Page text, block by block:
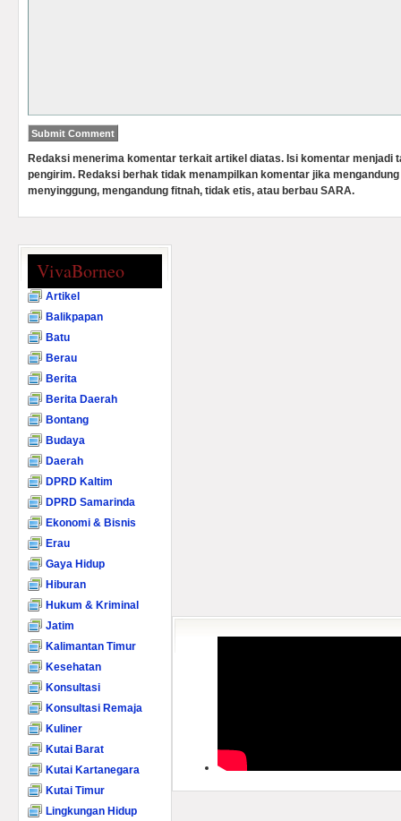
Redaksi menerima komentar terkait artikel diatas. Isi komentar menjadi
pengirim. Redaksi berhak tidak menampilkan komentar jika
menyinggung, mengandung fitnah, tidak etis, atau berbau SARA.
VivaBorneo
Artikel
Balikpapan
Batu
Berau
Berita
Berita Daerah
Bontang
Budaya
Daerah
DPRD Kaltim
DPRD Samarinda
Ekonomi & Bisnis
Erau
Gaya Hidup
Hiburan
Hukum & Kriminal
Jatim
Kalimantan Timur
Kesehatan
Konsultasi
Konsultasi Remaja
Kuliner
Kutai Barat
Kutai Kartanegara
Kutai Timur
Lingkungan Hidup